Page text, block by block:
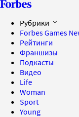
Рубрики
Forbes Games
Рейтинги
Франшизы
Подкасты
Видео
Life
Woman
Sport
Young